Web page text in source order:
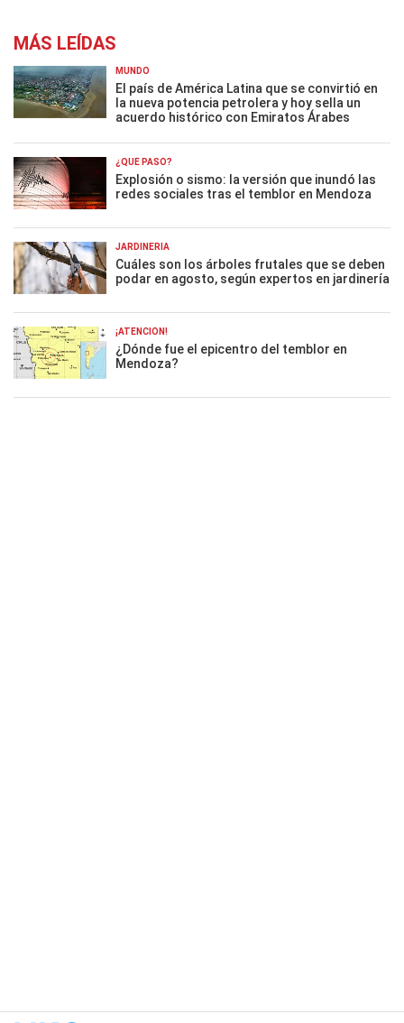
MÁS LEÍDAS
MUNDO
El país de América Latina que se convirtió en
la nueva potencia petrolera y hoy sella un
acuerdo histórico con Emiratos Árabes
¿QUÉ PASÓ?
Explosión o sismo: la versión que inundó las
redes sociales tras el temblor en Mendoza
JARDINERÍA
Cuáles son los árboles frutales que se deben
podar en agosto, según expertos en jardinería
¡ATENCIÓN!
¿Dónde fue el epicentro del temblor en
Mendoza?